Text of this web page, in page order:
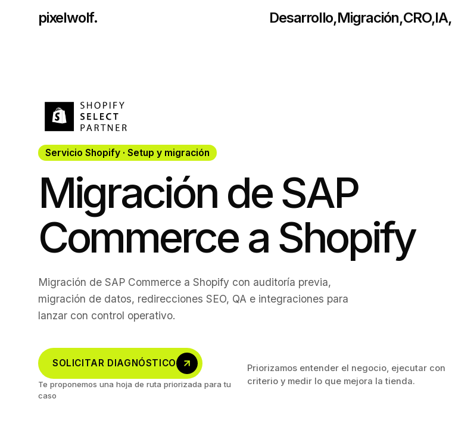
pixelwolf. Desarrollo,Migración,CRO,IA,
Servicio Shopify · Setup y migración
Migración de SAP
Commerce a Shopify
Migración de SAP Commerce a Shopify con auditoría previa,
migración de datos, redirecciones SEO, QA e integraciones para
lanzar con control operativo.
SOLICITAR DIAGNÓSTICO
Te proponemos una hoja de ruta priorizada para tu
caso
Priorizamos entender el negocio, ejecutar con
criterio y medir lo que mejora la tienda.